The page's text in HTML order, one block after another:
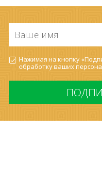
имя
*
Согласие
на
обработку
*
Нажимая на кнопку
обработку ваших